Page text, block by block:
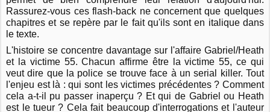
Rassurez-vous ces flash-back ne concernent que quelques
chapitres et se repère par le fait qu'ils sont en italique dans
le texte.
L'histoire se concentre davantage sur l'affaire Gabriel/Heath
et la victime 55. Chacun affirme être la victime 55, ce qui
veut dire que la police se trouve face à un serial killer. Tout
l'enjeu est là : qui sont les victimes précédentes ? Comment
cela a-t-il pu passer inaperçu ? Et qui de Gabriel ou Heath
est le tueur ? Cela fait beaucoup d'interrogations et l'auteur